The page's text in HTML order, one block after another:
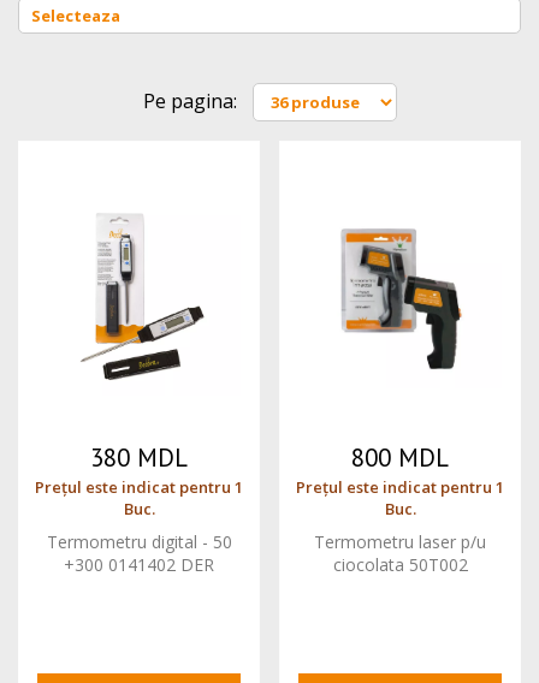
Pe pagina:
380 MDL
Prețul este indicat pentru 1
Buc.
Termometru digital - 50
+300 0141402 DER
800 MDL
Prețul este indicat pentru 1
Buc.
Termometru laser p/u
ciocolata 50T002